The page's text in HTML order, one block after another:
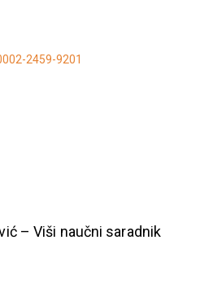
2459-9201
– Viši naučni saradnik